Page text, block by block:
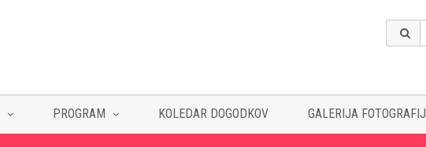
PROGRAM KOLEDAR DOGODKOV GALERIJA FOTOGRAFIJ